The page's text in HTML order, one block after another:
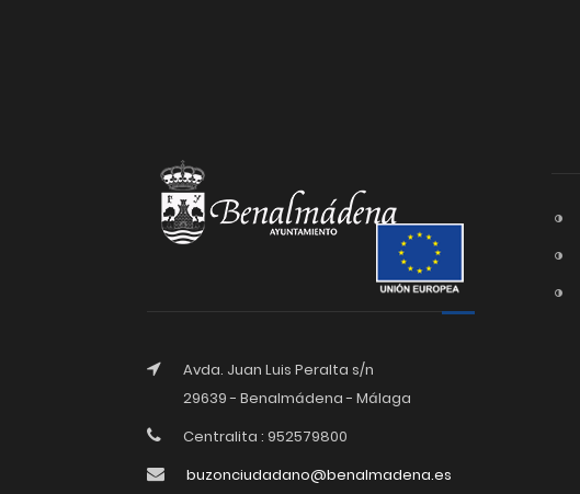
Avda. Juan Luis Peralta s/n
29639 - Benalmádena - Málaga
Centralita : 952579800
buzonciudadano@benalmadena.es